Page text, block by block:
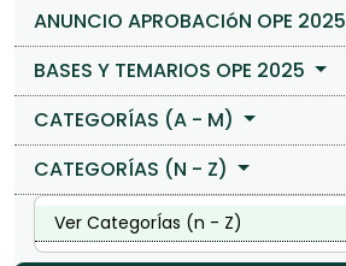
ANUNCIO APROBACIóN OPE 2025
BASES Y TEMARIOS OPE 2025
CATEGORÍAS (A - M)
CATEGORÍAS (N - Z)
Ver CategorÍas (n - Z)